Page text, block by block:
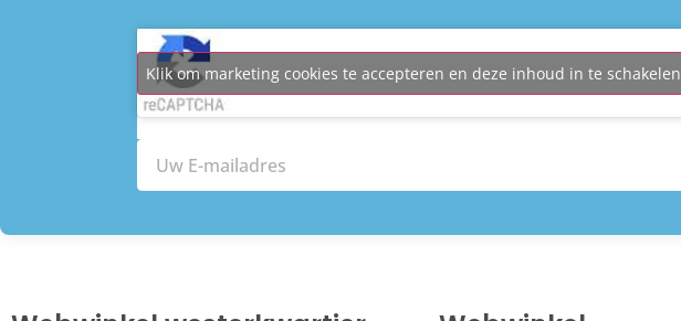
Klik om marketing cookies te accepteren en deze inhoud in te schakelen